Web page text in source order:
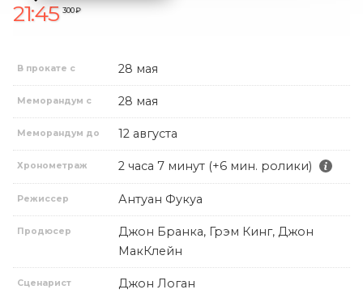
21:45 300 ₽
В прокате с 28 мая
Меморандум с 28 мая
Меморандум до 12 августа
Хронометраж 2 часа 7 минут (+6 мин. ролики)
Режиссер Антуан Фукуа
Продюсер
Джон Бранка, Грэм Кинг, Джон
МакКлейн
Сценарист Джон Логан